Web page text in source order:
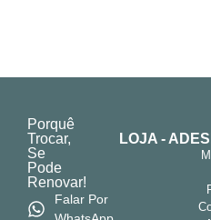
Porquê
Trocar,
Se
Pode
Renovar!
Falar Por
LOJA -